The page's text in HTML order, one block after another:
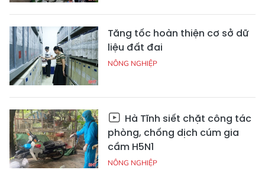
Tăng tốc hoàn thiện cơ sở dữ
liệu đất đai
NÔNG NGHIỆP
Hà Tĩnh siết chặt công tác
phòng, chống dịch cúm gia
cầm H5N1
NÔNG NGHIỆP